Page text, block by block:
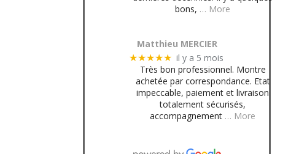
bons, … More
Matthieu MERCIER
★★★★★ il y a 5 mois
Très bon professionnel. Montre
achetée par correspondance. Etat
impeccable, paiement et livraison
totalement sécurisés,
accompagnement … More